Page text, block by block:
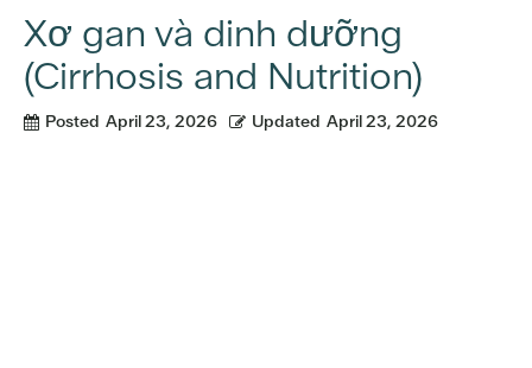
Xơ gan và dinh dưỡng
(Cirrhosis and Nutrition)
Posted April 23, 2026 Updated April 23, 2026